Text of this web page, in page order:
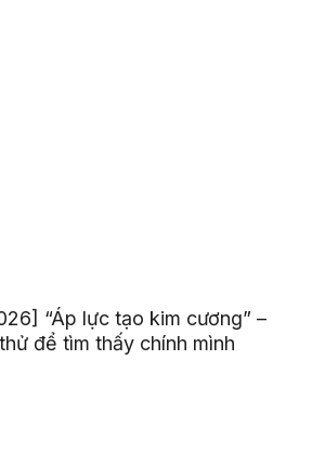
“Áp lực tạo kim cương” –
để tìm thấy chính mình